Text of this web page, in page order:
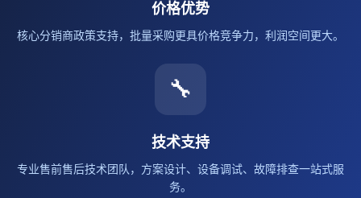
价格优势
核心分销商政策支持，批量采购更具价格竞争力，利润空间更大。
🔧
技术支持
专业售前售后技术团队，方案设计、设备调试、故障排查一站式服
务。